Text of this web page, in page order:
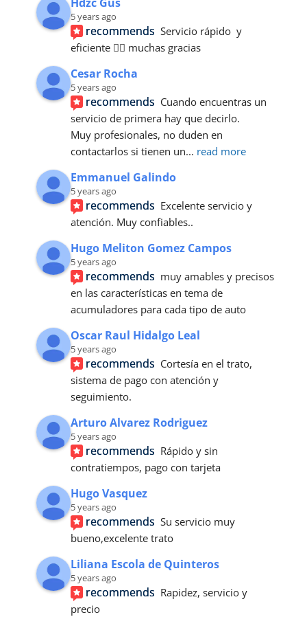
Hdzc Gus
5 years ago
recommends Servicio rápido  y
eficiente 👍🏼 muchas gracias
Cesar Rocha
5 years ago
recommends Cuando encuentras un
servicio de primera hay que decirlo.
Muy profesionales, no duden en
contactarlos si tienen un... read more
Emmanuel Galindo
5 years ago
recommends Excelente servicio y
atención. Muy confiables..
Hugo Meliton Gomez Campos
5 years ago
recommends muy amables y precisos
en las características en tema de
acumuladores para cada tipo de auto
Oscar Raul Hidalgo Leal
5 years ago
recommends Cortesía en el trato,
sistema de pago con atención y
seguimiento.
Arturo Alvarez Rodriguez
5 years ago
recommends Rápido y sin
contratiempos, pago con tarjeta
Hugo Vasquez
5 years ago
recommends Su servicio muy
bueno,excelente trato
Liliana Escola de Quinteros
5 years ago
recommends Rapidez, servicio y
precio